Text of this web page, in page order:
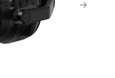
Next